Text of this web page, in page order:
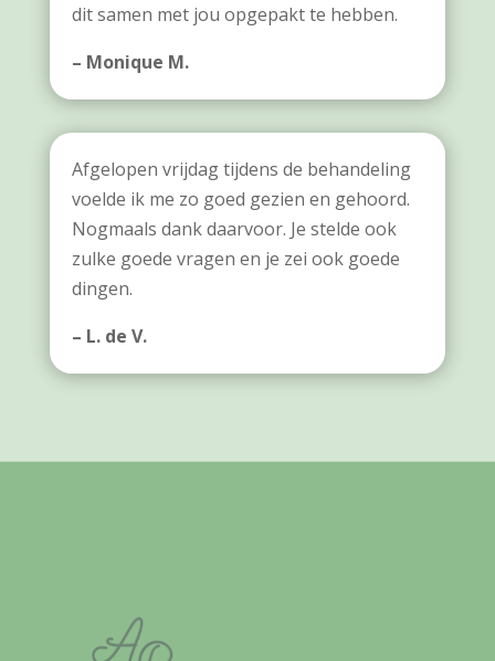
dit samen met jou opgepakt te hebben.
– Monique M.
Afgelopen vrijdag tijdens de behandeling
voelde ik me zo goed gezien en gehoord.
Nogmaals dank daarvoor. Je stelde ook
zulke goede vragen en je zei ook goede
dingen.
– L. de V.